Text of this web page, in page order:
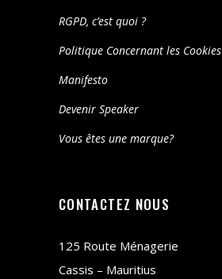
RGPD, c’est quoi ?
Politique Concernant les Cookies
Manifesto
Devenir Speaker
Vous êtes une marque?
CONTACTEZ NOUS
125 Route Ménagerie
Cassis – Mauritius